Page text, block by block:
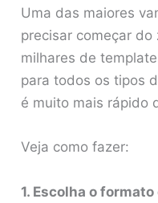
Uma das maiores
precisar começar
milhares de
para todos os tipos
é muito mais rápido
Veja como fazer:
1. Escolha o